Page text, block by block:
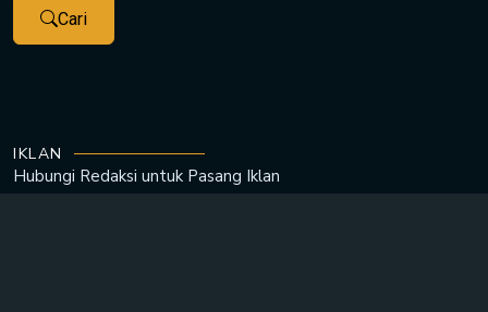
Cari
IKLAN
Hubungi Redaksi untuk Pasang Iklan